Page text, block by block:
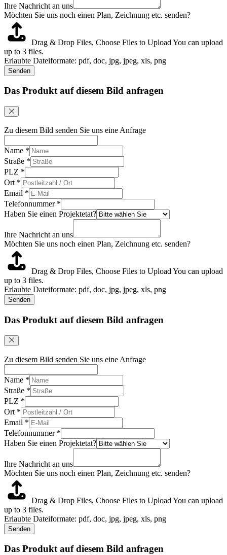
Ihre Nachricht an uns
Möchten Sie uns noch einen Plan, Zeichnung etc. senden?
Drag & Drop Files, Choose Files to Upload You can upload
up to 3 files.
Erlaubte Dateiformate: pdf, doc, jpg, jpeg, xls, png
Senden
Das Produkt auf diesem Bild anfragen
Zu diesem Bild senden Sie uns eine Anfrage
Name *
Straße *
PLZ *
Ort *
Email *
Telefonnummer *
Haben Sie einen Projektetat?
Ihre Nachricht an uns
Möchten Sie uns noch einen Plan, Zeichnung etc. senden?
Drag & Drop Files, Choose Files to Upload You can upload
up to 3 files.
Erlaubte Dateiformate: pdf, doc, jpg, jpeg, xls, png
Senden
Das Produkt auf diesem Bild anfragen
Zu diesem Bild senden Sie uns eine Anfrage
Name *
Straße *
PLZ *
Ort *
Email *
Telefonnummer *
Haben Sie einen Projektetat?
Ihre Nachricht an uns
Möchten Sie uns noch einen Plan, Zeichnung etc. senden?
Drag & Drop Files, Choose Files to Upload You can upload
up to 3 files.
Erlaubte Dateiformate: pdf, doc, jpg, jpeg, xls, png
Senden
Das Produkt auf diesem Bild anfragen